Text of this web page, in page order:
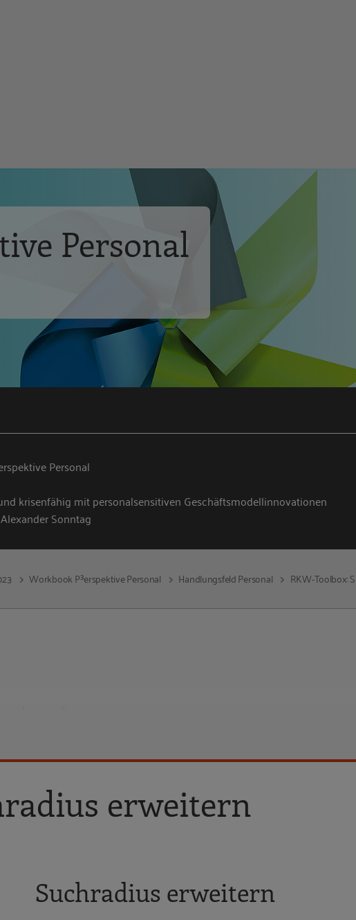
Personal
Personal
krisenfähig mit personalsensitiven Geschäftsmodellinnovationen
Sonntag
Workbook P³erspektive Personal Handlungsfeld Personal RKW-Toolbox:
erweitern
Suchradius erweitern